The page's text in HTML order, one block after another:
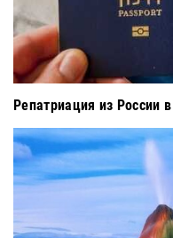
Репатриация из России